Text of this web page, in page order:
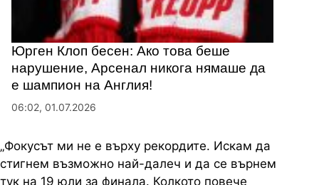
Юрген Клоп бесен: Ако това беше
нарушение, Арсенал никога нямаше да
е шампион на Англия!
06:02, 01.07.2026
„Фокусът ми не е върху рекордите. Искам да
стигнем възможно най-далеч и да се върнем
тук на 19 юли за финала. Колкото повече